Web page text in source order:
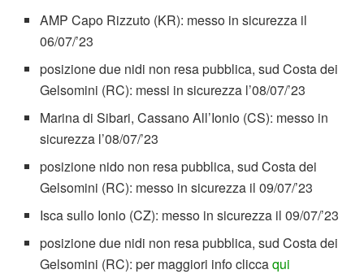
AMP Capo Rizzuto (KR): messo in sicurezza il
06/07/’23
posizione due nidi non resa pubblica, sud Costa dei
Gelsomini (RC): messi in sicurezza l’08/07/’23
Marina di Sibari, Cassano All’Ionio (CS): messo in
sicurezza l’08/07/’23
posizione nido non resa pubblica, sud Costa dei
Gelsomini (RC): messo in sicurezza il 09/07/’23
Isca sullo Ionio (CZ): messo in sicurezza il 09/07/’23
posizione due nidi non resa pubblica, sud Costa dei
Gelsomini (RC): per maggiori info cliccaqui